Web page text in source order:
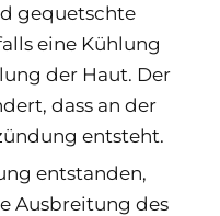
gequetschte
eine Kühlung
der Haut. Der
dass an der
entsteht.
entstanden,
Ausbreitung des